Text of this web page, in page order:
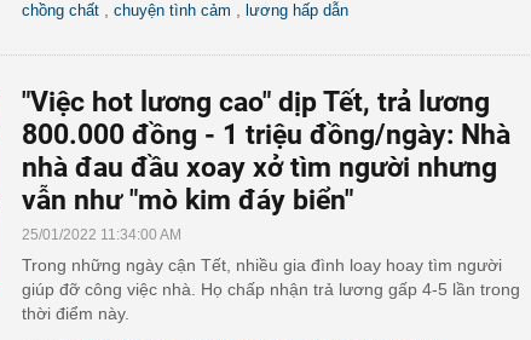
chồng chất
chuyện tình cảm lương hấp dẫn
"Việc hot lương cao" dịp Tết, trả lương
800.000 đồng - 1 triệu đồng/ngày: Nhà
nhà đau đầu xoay xở tìm người nhưng
vẫn như "mò kim đáy biển"
25/01/2022 11:34:00 AM
Trong những ngày cận Tết, nhiều gia đình loay hoay tìm người
giúp đỡ công việc nhà. Họ chấp nhận trả lương gấp 4-5 lần trong
thời điểm này.